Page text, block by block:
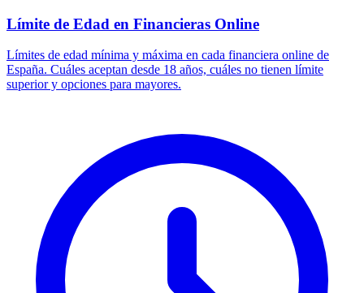
Límite de Edad en Financieras Online
Límites de edad mínima y máxima en cada financiera online de
España. Cuáles aceptan desde 18 años, cuáles no tienen límite
superior y opciones para mayores.